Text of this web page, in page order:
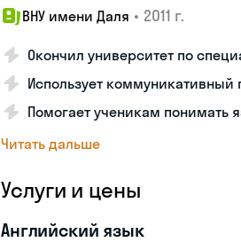
ВНУ имени Даля • 2011 г.
Окончил университет по
Использует
Помогает ученикам понимать
Читать дальше
Услуги и цены
Английский язык